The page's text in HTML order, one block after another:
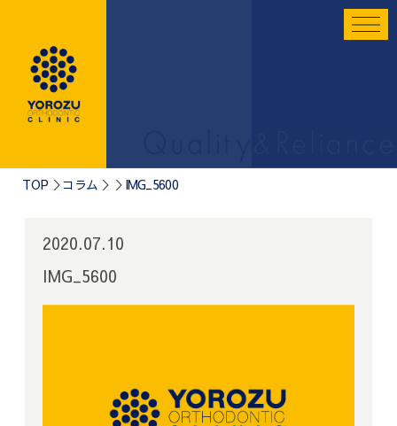
TOP コラム IMG_5600
2020.07.10
IMG_5600